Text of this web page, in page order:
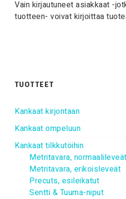
Vain kirjautuneet asiakkaat -
tuotteen- voivat kirjoittaa
TUOTTEET
Kankaat kirjontaan
Kankaat ompeluun
Kankaat tilkkutöihin
Metritavara, normaalileveät
Metritavara, erikoisleveät
Precuts, esileikatut
Sentti & Tuuma-niput